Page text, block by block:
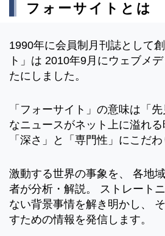
フォーサイトとは
1990年に会員制月刊誌として
ト」は 2010年9月にウェブメ
たにしました。
「フォーサイト」の意味は「
なニュースがネット上に溢れ
「深さ」と「専門性」にこだわ
激動する世界の事象を、 各地
者が分析・解説。 ストレート
ない背景事情を解き明かし、
すための情報を発信します。